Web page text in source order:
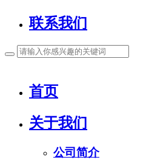
联系我们
首页
关于我们
公司简介